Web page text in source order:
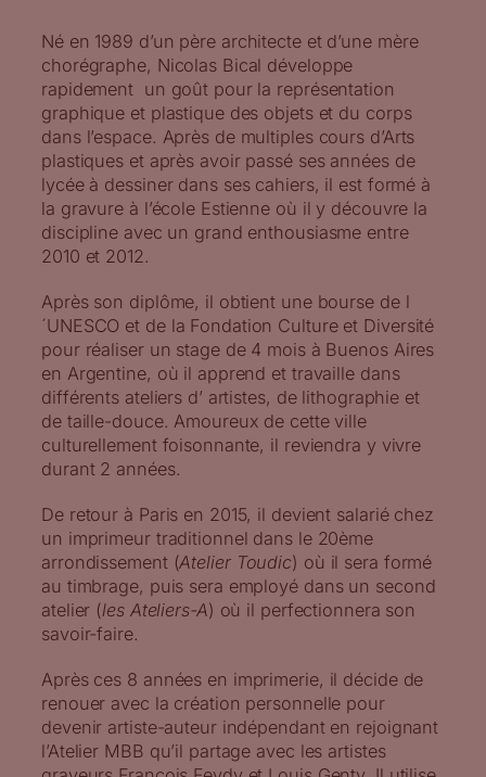
Né en 1989 d’un père architecte et d’une mère
chorégraphe, Nicolas Bical développe
rapidement un goût pour la représentation
graphique et plastique des objets et du corps
dans l’espace. Après de multiples cours d’Arts
plastiques et après avoir passé ses années de
lycée à dessiner dans ses cahiers, il est formé à
la gravure à l’école Estienne où il y découvre la
discipline avec un grand enthousiasme entre
2010 et 2012.
Après son diplôme, il obtient une bourse de l
´UNESCO et de la Fondation Culture et Diversité
pour réaliser un stage de 4 mois à Buenos Aires
en Argentine, où il apprend et travaille dans
différents ateliers d’ artistes, de lithographie et
de taille-douce. Amoureux de cette ville
culturellement foisonnante, il reviendra y vivre
durant 2 années.
De retour à Paris en 2015, il devient salarié chez
un imprimeur traditionnel dans le 20ème
arrondissement (Atelier Toudic) où il sera formé
au timbrage, puis sera employé dans un second
atelier (les Ateliers-A) où il perfectionnera son
savoir-faire.
Après ces 8 années en imprimerie, il décide de
renouer avec la création personnelle pour
devenir artiste-auteur indépendant en rejoignant
l’Atelier MBB qu’il partage avec les artistes